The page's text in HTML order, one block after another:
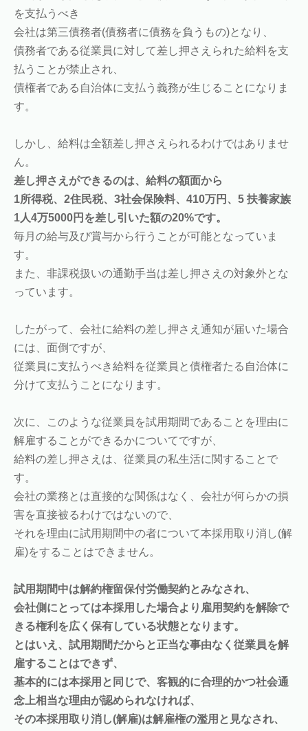
を支払うべき
会社は第三債務者(債務者に債務を負うもの)となり、
債務者である従業員に対して差し押さえられた給料を支
払うことが禁止され、
債権者である自治体に支払う義務が生じることになりま
す。
しかし、給料は全額差し押さえられるわけではありませ
ん。
差し押さえができるのは、給料の額面から
1所得税、2住民税、3社会保険料、410万円、5 扶養家族
1人4万5000円を差し引いた額の20%です。
毎月の給与及び賞与から行うことが可能となっていま
す。
また、非課税扱いの通勤手当は差し押さえの対象外とな
っています。
したがって、会社に給料の差し押さえ通知が届いた場合
には、面倒ですが、
従業員に支払うべき給料を従業員と債権者たる自治体に
分けて支払うことになります。
次に、このような従業員を試用期間であることを理由に
解雇することができるかについてですが、
給料の差し押さえは、従業員の私生活に関することで
す。
会社の業務とは直接的な関係はなく、会社が何らかの損
害を直接被るわけではないので、
それを理由に試用期間中の者について本採用取り消し(解
雇)をすることはできません。
試用期間中は解約権留保付労働契約とみなされ、
会社側にとっては本採用した場合より雇用契約を解除で
きる権利を広く保有している状態となります。
とはいえ、試用期間だからと正当な事由なく従業員を解
雇することはできず、
基本的には本採用と同じで、客観的に合理的かつ社会通
念上相当な理由が認められなければ、
その本採用取り消し(解雇)は解雇権の濫用と見なされ、